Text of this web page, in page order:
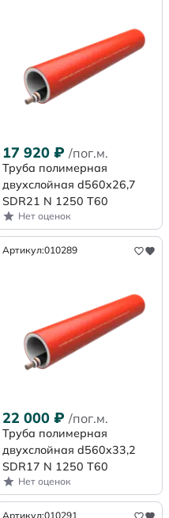
17 920 ₽ /пог.м.
Труба полимерная
двухслойная d560x26,7
SDR21 N 1250 Т60
Нет оценок
Артикул:010289
22 000 ₽ /пог.м.
Труба полимерная
двухслойная d560x33,2
SDR17 N 1250 Т60
Нет оценок
Артикул:010291